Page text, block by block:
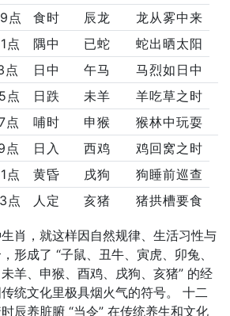
点 食时 辰龙
龙从雾中来
点 隅中 已蛇
蛇出晒太阳
点 日中 午马
马烈如日中
点 日跌 未羊
羊吃草之时
点 哺时 申猴
猴林中玩耍
点 日入 西鸡
鸡回窝之时
点 黄昏 戌狗
狗睡前巡查
点 人定 亥猪 猪拱槽要食
肖，就这样因自然规律、生活习性与
形成了 “子鼠、丑牛、寅虎、卯兔、
羊、申猴、酉鸡、戌狗、亥猪” 的经
统文化里极具烟火气的符号。 十二
辰养脏腑 “当令” 在传统养生和文化